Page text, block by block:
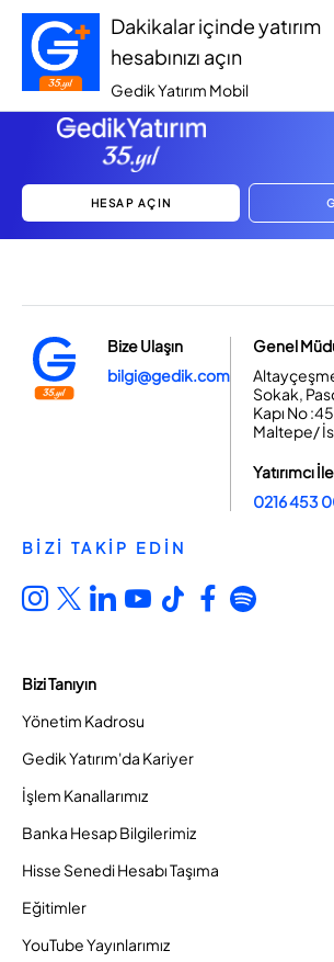
Dakikalar içinde yatırım
hesabınızı açın
Gedik Yatırım Mobil
HESAP AÇIN
Bize Ulaşın
bilgi@gedik.com
Genel
Sokak,
Kapı No
Maltepe/
Yatırımcı
0216 453
BİZİ TAKİP EDİN
Bizi Tanıyın
Yönetim Kadrosu
Gedik Yatırım'da Kariyer
İşlem Kanallarımız
Banka Hesap Bilgilerimiz
Hisse Senedi Hesabı Taşıma
Eğitimler
YouTube Yayınlarımız